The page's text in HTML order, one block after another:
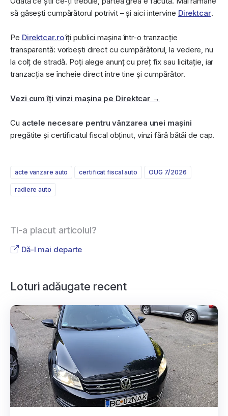
să găsești cumpărătorul potrivit – și aici intervine Direktcar.
Pe Direktcar.roîți publici mașina într-o tranzacție
transparentă: vorbești direct cu cumpărătorul, la vedere, nu
la colț de stradă. Poți alege anunț cu preț fix sau licitație, iar
tranzacția se încheie direct între tine și cumpărător.
Vezi cum îți vinzi mașina pe Direktcar →
Cu actele necesare pentru vânzarea unei mașini
pregătite și certificatul fiscal obținut, vinzi fără bătăi de cap.
acte vanzare auto certificat fiscal auto OUG 7/2026
radiere auto
Ti-a placut articolul?
Dă-l mai departe
Loturi adăugate recent